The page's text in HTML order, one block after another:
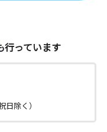
行っています
日除く）